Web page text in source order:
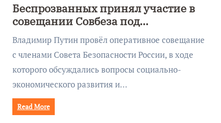
Беспрозванных принял участие в
совещании Совбеза под
руководством Путина
Владимир Путин провёл оперативное совещание
с членами Совета Безопасности России, в ходе
которого обсуждались вопросы социально-
экономического развития и…
Read More